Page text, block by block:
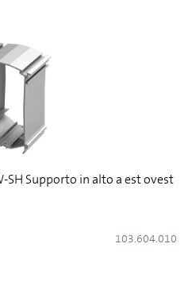
SH Supporto in alto a est ovest
103.604.010